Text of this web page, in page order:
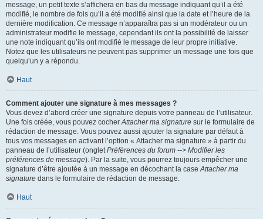
message, un petit texte s’affichera en bas du message indiquant qu’il a été
modifié, le nombre de fois qu’il a été modifié ainsi que la date et l’heure de la
dernière modification. Ce message n’apparaîtra pas si un modérateur ou un
administrateur modifie le message, cependant ils ont la possibilité de laisser
une note indiquant qu’ils ont modifié le message de leur propre initiative.
Notez que les utilisateurs ne peuvent pas supprimer un message une fois que
quelqu’un y a répondu.
Haut
Comment ajouter une signature à mes messages ?
Vous devez d’abord créer une signature depuis votre panneau de l’utilisateur.
Une fois créée, vous pouvez cocherAttacher ma signature sur le formulaire de
rédaction de message. Vous pouvez aussi ajouter la signature par défaut à
tous vos messages en activant l’option « Attacher ma signature » à partir du
panneau de l’utilisateur (ongletPréférences du forum --> Modifier les
préférences de message). Par la suite, vous pourrez toujours empêcher une
signature d’être ajoutée à un message en décochant la caseAttacher ma
signature dans le formulaire de rédaction de message.
Haut